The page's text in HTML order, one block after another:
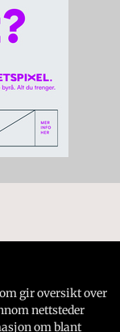
gir oversikt over
nettsteder
om blant